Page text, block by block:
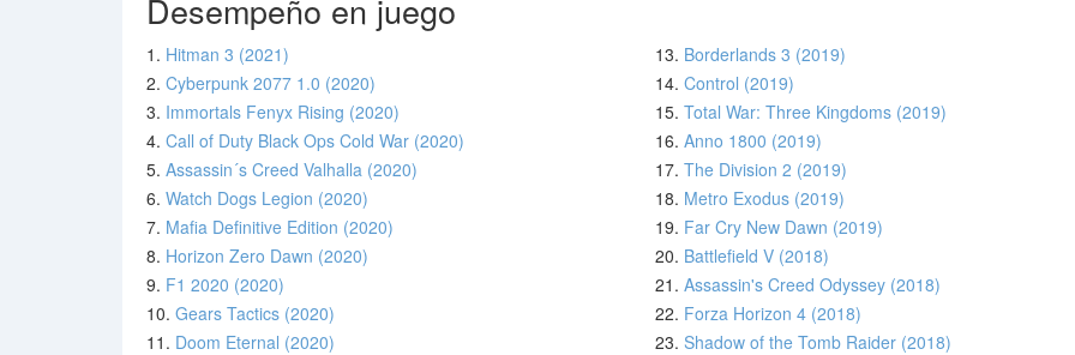
Desempeño en juego
1. Hitman 3 (2021)
2. Cyberpunk 2077 1.0 (2020)
3. Immortals Fenyx Rising (2020)
4. Call of Duty Black Ops Cold War (2020)
5. Assassin´s Creed Valhalla (2020)
6. Watch Dogs Legion (2020)
7. Mafia Definitive Edition (2020)
8. Horizon Zero Dawn (2020)
9. F1 2020 (2020)
10. Gears Tactics (2020)
11. Doom Eternal (2020)
13. Borderlands 3 (2019)
14. Control (2019)
15. Total War: Three Kingdoms (2019)
16. Anno 1800 (2019)
17. The Division 2 (2019)
18. Metro Exodus (2019)
19. Far Cry New Dawn (2019)
20. Battlefield V (2018)
21. Assassin's Creed Odyssey (2018)
22. Forza Horizon 4 (2018)
23. Shadow of the Tomb Raider (2018)